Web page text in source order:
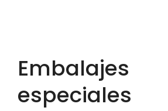
Embalajes
especiales